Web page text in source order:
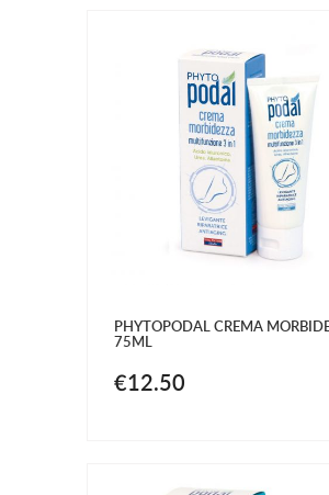
PHYTOPODAL CREMA
75ML
€12.50